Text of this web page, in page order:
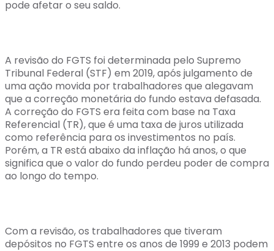
pode afetar o seu saldo.
A revisão do FGTS foi determinada pelo Supremo
Tribunal Federal (STF) em 2019, após julgamento de
uma ação movida por trabalhadores que alegavam
que a correção monetária do fundo estava defasada.
A correção do FGTS era feita com base na Taxa
Referencial (TR), que é uma taxa de juros utilizada
como referência para os investimentos no país.
Porém, a TR está abaixo da inflação há anos, o que
significa que o valor do fundo perdeu poder de compra
ao longo do tempo.
Com a revisão, os trabalhadores que tiveram
depósitos no FGTS entre os anos de 1999 e 2013 podem